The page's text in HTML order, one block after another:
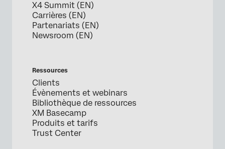
X4 Summit (EN)
Carrières (EN)
Partenariats (EN)
Newsroom (EN)
Ressources
Clients
Évènements et webinars
Bibliothèque de ressources
XM Basecamp
Produits et tarifs
Trust Center